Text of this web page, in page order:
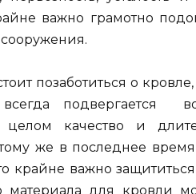
важно грамотно
позаботиться о
подвергается
качество и
же в последнее время
крайне важно
материала для кровли